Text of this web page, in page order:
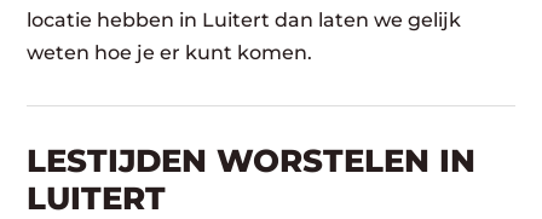
locatie hebben in Luitert dan laten we gelijk
weten hoe je er kunt komen.
LESTIJDEN WORSTELEN IN
LUITERT